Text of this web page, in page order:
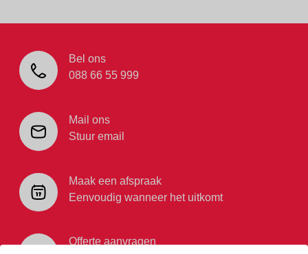
Bel ons
088 66 55 999
Mail ons
Stuur email
Maak een afspraak
Eenvoudig wanneer het uitkomt
Offerte aanvragen